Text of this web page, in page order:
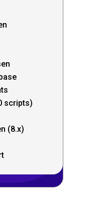
scripts)
(8.x)